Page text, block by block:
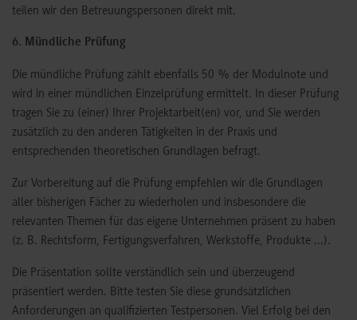
teilen wir den Betreuungspersonen direkt mit.
6. Mündliche Prüfung
Die mündliche Prüfung zählt ebenfalls 50 % der Modulnote und
wird in einer mündlichen Einzelprüfung ermittelt. In dieser Prüfung
tragen Sie zu (einer) Ihrer Projektarbeit(en) vor, und Sie werden
zusätzlich zu den anderen Tätigkeiten in der Praxis und
entsprechenden theoretischen Grundlagen befragt.
Zur Vorbereitung auf die Prüfung empfehlen wir die Grundlagen
aller bisherigen Fächer zu wiederholen und insbesondere die
relevanten Themen für das eigene Unternehmen präsent zu haben
(z. B. Rechtsform, Fertigungsverfahren, Werkstoffe, Produkte ...).
Die Präsentation sollte verständlich sein und überzeugend
präsentiert werden. Bitte testen Sie diese grundsätzlichen
Anforderungen an qualifizierten Testpersonen. Viel Erfolg bei den